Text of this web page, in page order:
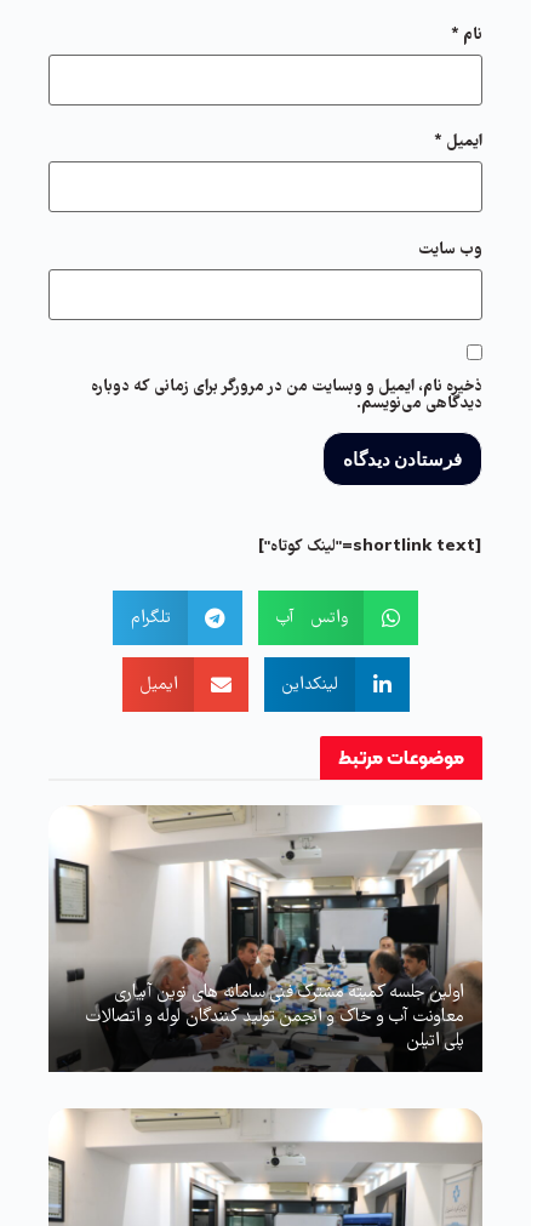
نام *
ایمیل *
وب‌ سایت
ذخیره نام، ایمیل و وبسایت من در مرورگر برای زمانی که دوباره
دیدگاهی می‌نویسم.
[shortlink text="لینک کوتاه"]
واتس آپ تلگرام
لینکداین ایمیل
موضوعاتمرتبط
اولین جلسه کمیته مشترک فنی سامانه های نوین آبیاری
معاونت آب و خاک و انجمن تولید کنندگان لوله و اتصالات
پلی اتیلن